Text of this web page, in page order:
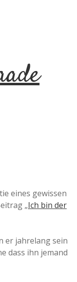
eines gewissen
„Ich bin der
er jahrelang sein
dass ihn jemand